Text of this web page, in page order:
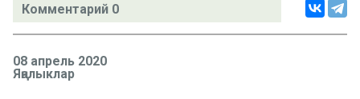
Комментарий 0
08 апрель 2020
Яңалыклар